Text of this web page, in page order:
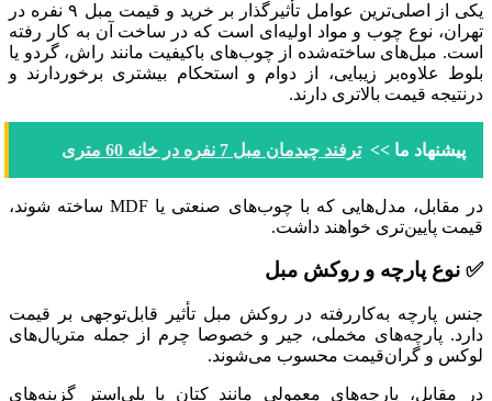
یکی از اصلی‌ترین عوامل تأثیرگذار بر خرید و قیمت مبل ۹ نفره در
تهران، نوع چوب و مواد اولیه‌ای است که در ساخت آن به کار رفته
است. مبل‌های ساخته‌شده از چوب‌های باکیفیت مانند راش، گردو یا
بلوط علاوه‌بر زیبایی، از دوام و استحکام بیشتری برخوردارند و
درنتیجه قیمت بالاتری دارند.
پیشنهاد ما >> ترفند چیدمان مبل 7 نفره در خانه‌ 60 متری
در مقابل، مدل‌هایی که با چوب‌های صنعتی یا MDF ساخته شوند،
قیمت پایین‌تری خواهند داشت.
✅ نوع پارچه و روکش مبل
جنس پارچه به‌کاررفته در روکش مبل تأثیر قابل‌توجهی بر قیمت
دارد. پارچه‌های مخملی، جیر و خصوصا چرم از جمله متریال‌های
لوکس و گران‌قیمت محسوب می‌شوند.
در مقابل، پارچه‌های معمولی مانند کتان یا پلی‌استر گزینه‌های